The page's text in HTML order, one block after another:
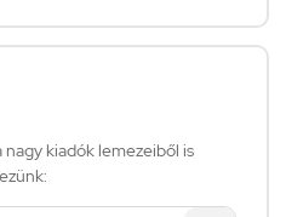
kiadók lemezeiből is